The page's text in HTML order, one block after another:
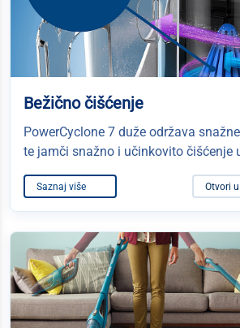
Bežično čišćenje
PowerCyclone 7 duže održava
te jamči snažno i učinkovito čišćenje
Saznaj više Otvori